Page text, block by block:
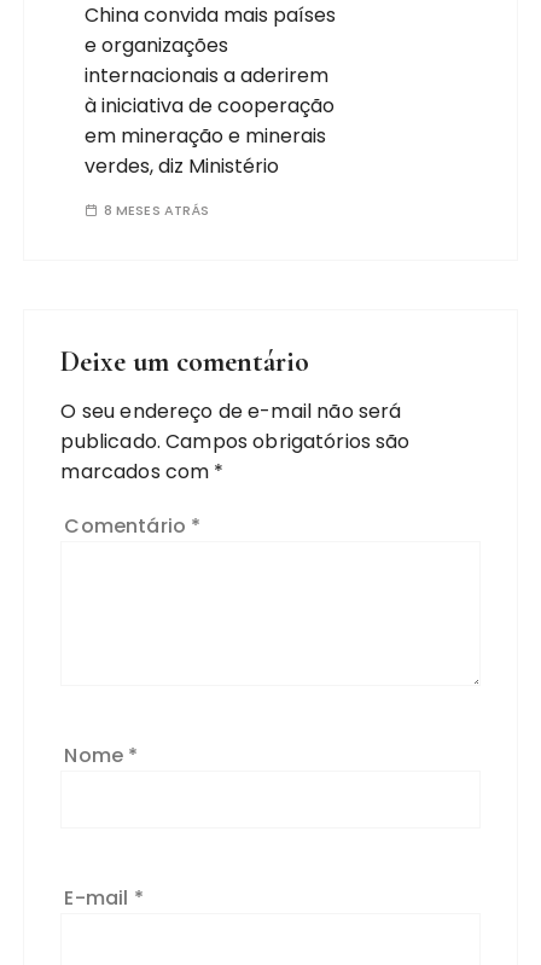
China convida mais países
e organizações
internacionais a aderirem
à iniciativa de cooperação
em mineração e minerais
verdes, diz Ministério
8 MESES ATRÁS
Deixe um comentário
O seu endereço de e-mail não será
publicado. Campos obrigatórios são
marcados com *
Comentário *
Nome *
E-mail *